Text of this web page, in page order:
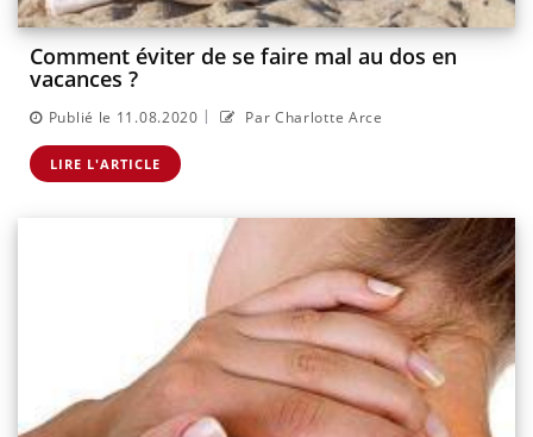
Comment éviter de se faire mal au dos en
vacances ?
Publié le 11.08.2020 | Par Charlotte Arce
LIRE L'ARTICLE